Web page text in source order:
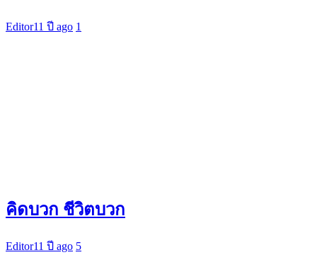
Editor11 ปี ago 1
คิดบวก ชีวิตบวก
Editor11 ปี ago 5